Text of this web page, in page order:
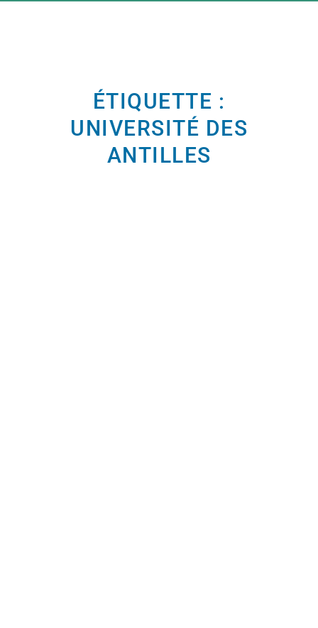
ÉTIQUETTE :
UNIVERSITÉ DES
ANTILLES